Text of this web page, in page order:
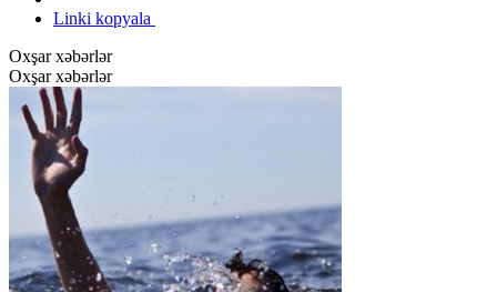
Linki kopyala
Oxşar xəbərlər
Oxşar xəbərlər